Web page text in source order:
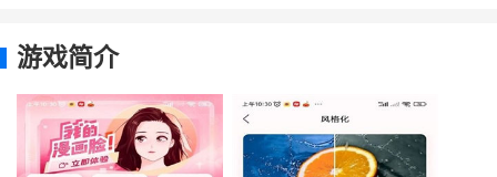
游戏简介